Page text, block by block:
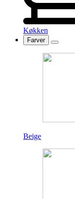
Køkken
Farver
Beige